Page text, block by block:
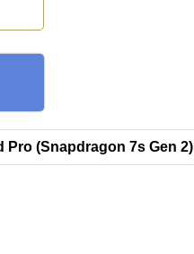
Pro (Snapdragon 7s Gen 2)